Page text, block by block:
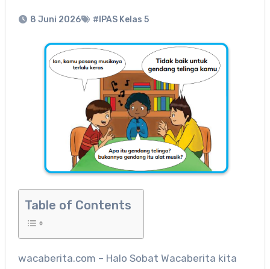
8 Juni 2026 #IPAS Kelas 5
Table of Contents
wacaberita.com – Halo Sobat Wacaberita kita